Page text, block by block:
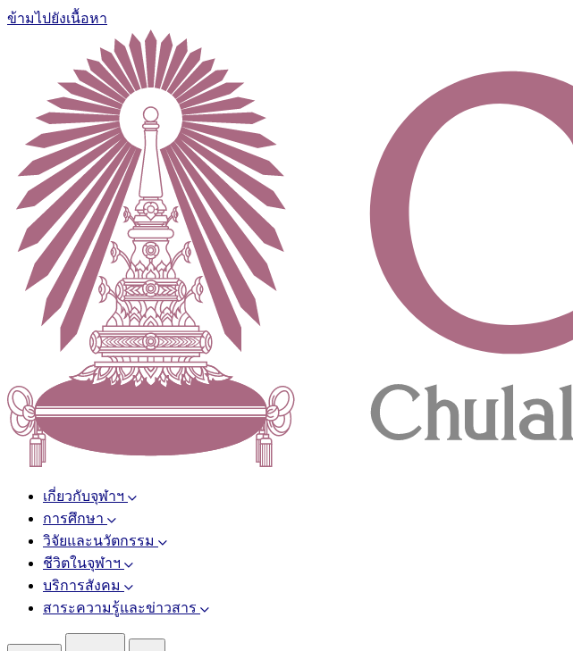
ข้ามไปยังเนื้อหา
เกี่ยวกับจุฬาฯ
การศึกษา
วิจัยและนวัตกรรม
ชีวิตในจุฬาฯ
บริการสังคม
สาระความรู้และข่าวสาร